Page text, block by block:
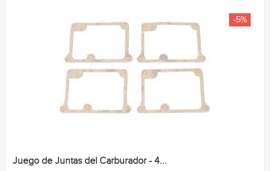
-5%
Juego de Juntas del Carburador - 4...